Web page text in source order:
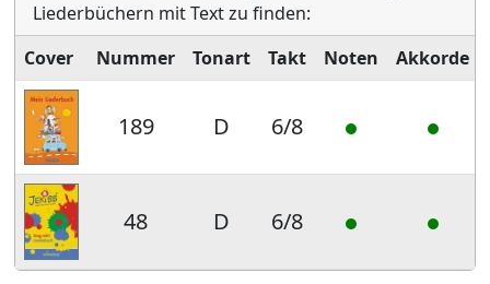
Liederbüchern mit Text zu finden:
Cover
Nummer Tonart Takt Noten Akkorde
189 D 6/8
48 D 6/8